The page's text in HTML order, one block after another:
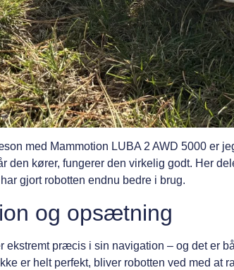
med Mammotion LUBA 2 AWD 5000 er
den kører, fungerer den virkelig godt. Her
gjort robotten endnu bedre i brug.
og opsætning
ekstremt præcis i sin navigation – og det er
er helt perfekt, bliver robotten ved med at